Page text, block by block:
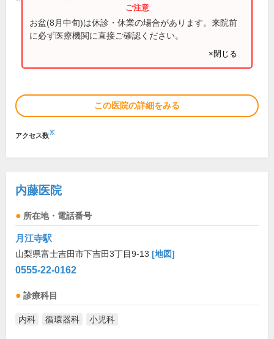
お盆(8月中旬)は休診・休業の場合があります。来院前
に必ず医療機関に直接ご確認ください。
×閉じる
この医院の詳細をみる
アクセス数※
内藤医院
所在地・電話番号
月江寺駅
山梨県富士吉田市下吉田3丁目9-13 [地図]
0555-22-0162
診療科目
内科 循環器科 小児科